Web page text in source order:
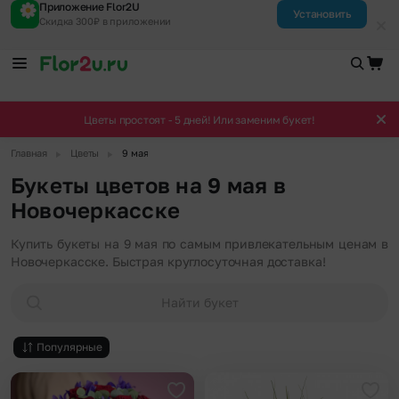
Приложение Flor2U
Скидка 300₽ в приложении
Установить
Цветы простоят - 5 дней! Или заменим букет!
Главная Цветы 9 мая
Букеты цветов на 9 мая в
Новочеркасске
Купить букеты на 9 мая по самым привлекательным ценам в
Новочеркасске. Быстрая круглосуточная доставка!
Найти букет
Популярные